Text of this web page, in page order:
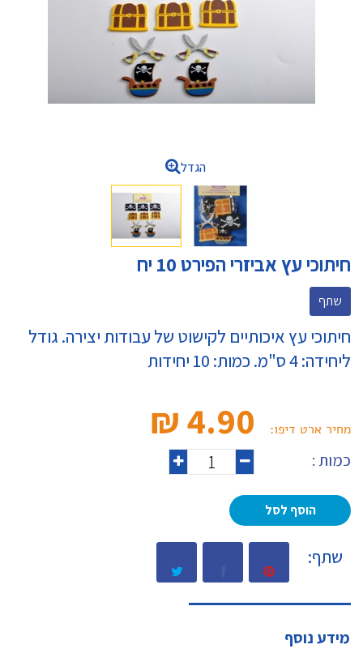
הגדל
חיתוכי עץ אביזרי הפירט 10 יח
שתף
חיתוכי עץ איכותיים לקישוט של עבודות יצירה. גודל
ליחידה: 4 ס"מ. כמות: 10 יחידות
מחיר ארט דיפו: 4.90 ₪‎
כמות :
הוסף לסל
שתף:
מידע נוסף